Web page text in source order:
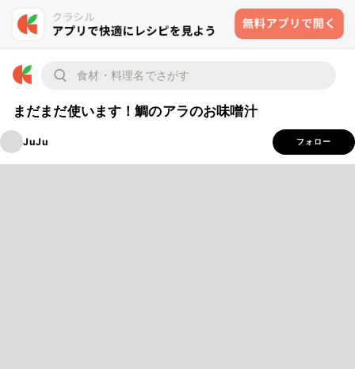
まだまだ使います！鯛のアラのお味噌汁
JuJu フォロー